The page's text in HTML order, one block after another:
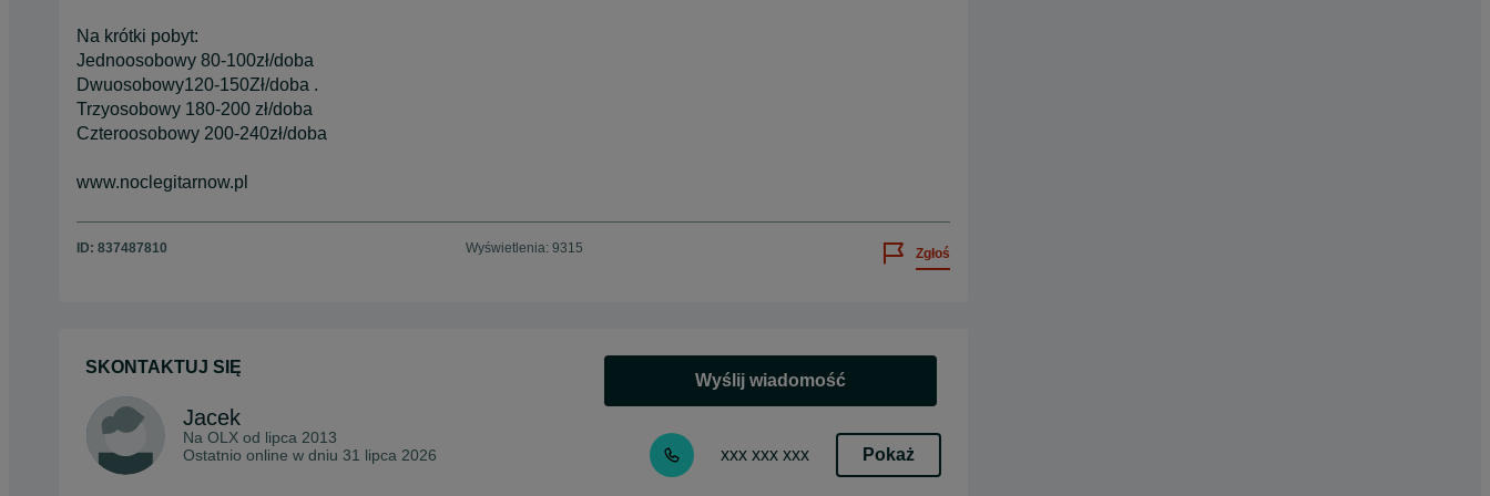
Na krótki pobyt:
Jednoosobowy 80-100zł/doba
Dwuosobowy120-150Zł/doba .
Trzyosobowy 180-200 zł/doba
Czteroosobowy 200-240zł/doba
www.noclegitarnow.pl
ID: 837487810 Wyświetlenia: 9315 Zgłoś
SKONTAKTUJ SIĘ
Jacek
Na OLX od lipca 2013
Ostatnio online w dniu 31 lipca 2026
Wyślij wiadomość
xxx xxx xxx Pokaż